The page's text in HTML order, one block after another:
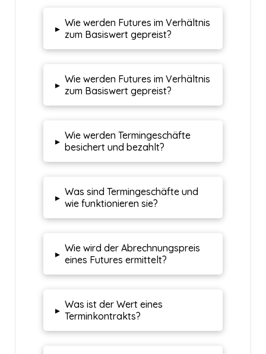
▸ Wie werden Futures im Verhältnis
zum Basiswert gepreist?
▸ Wie werden Futures im Verhältnis
zum Basiswert gepreist?
▸ Wie werden Termingeschäfte
besichert und bezahlt?
▸ Was sind Termingeschäfte und
wie funktionieren sie?
▸ Wie wird der Abrechnungspreis
eines Futures ermittelt?
▸ Was ist der Wert eines
Terminkontrakts?